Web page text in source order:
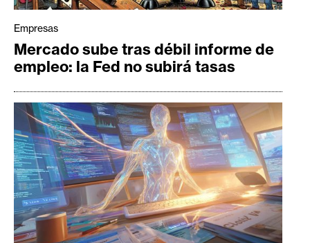
Empresas
Mercado sube tras débil informe de
empleo: la Fed no subirá tasas